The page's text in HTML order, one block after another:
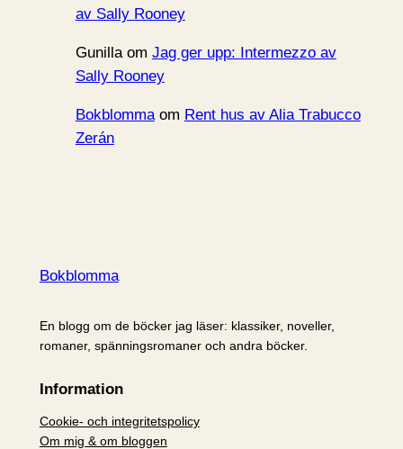
av Sally Rooney
Gunillaom Jag ger upp: Intermezzo av
Sally Rooney
Bokblommaom Rent hus av Alia Trabucco
Zerán
Bokblomma
En blogg om de böcker jag läser: klassiker, noveller,
romaner, spänningsromaner och andra böcker.
Information
Cookie- och integritetspolicy
Om mig & om bloggen